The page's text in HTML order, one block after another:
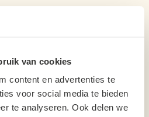
van cookies
content en advertenties te
voor social media te bieden
te analyseren. Ook delen we
PET flessen of glazen Horeca flesjes
Krat